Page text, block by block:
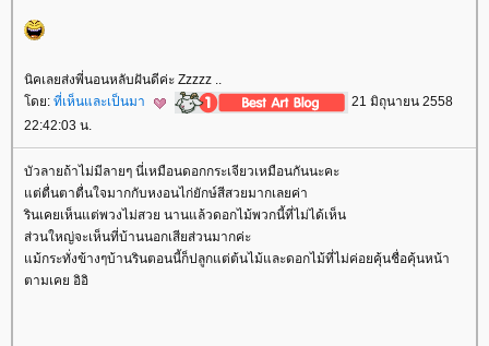
นิคเลยส่งพี่นอนหลับฝันดีค่ะ Zzzzz ..
ดย: ที่เห็นและเป็นมา
21 มิถุนายน 2558
22:42:03 น.
บัวลายถ้าไม่มีลายๆ นี่เหมือนดอกกระเจียวเหมือนกันนะคะ
ต่ตื่นตาตื่นใจมากกับหงอนไก่ยักษ์สีสวยมากเลยค่า
รินเคยเห็นแต่พวงไม่สวย นานแล้วดอกไม้พวกนี้ที่ไม่ได้เห็น
ส่วนใหญ่จะเห็นที่บ้านนอกเสียส่วนมากค่ะ
ม้กระทั่งข้างๆบ้านรินตอนนี้ก็ปลูกแต่ต้นไม้และดอกไม้ที่ไม่ค่อยคุ้นชื่อคุ้นหน้า
ตามเคย อิอิ